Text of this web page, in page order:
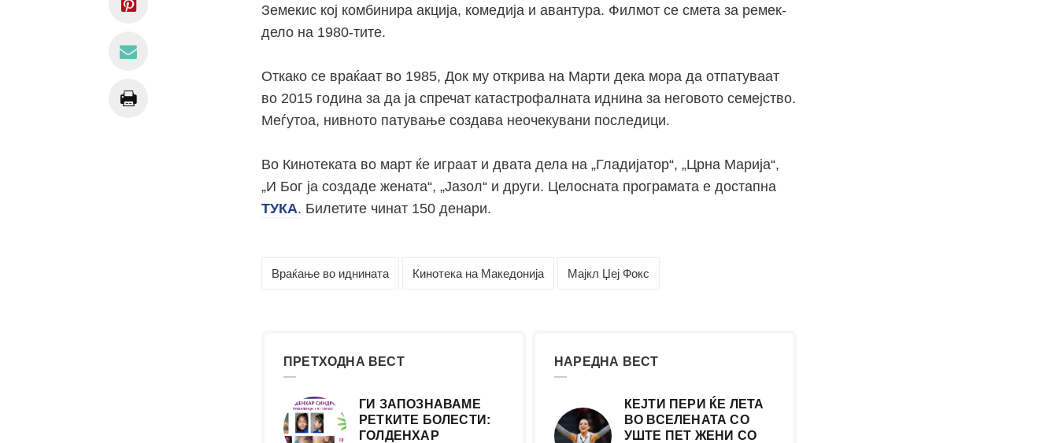
Земекис кој комбинира акција, комедија и авантура. Филмот се смета за ремек-
дело на 1980-тите.
Откако се враќаат во 1985, Док му открива на Марти дека мора да отпатуваат
во 2015 година за да ја спречат катастрофалната иднина за неговото семејство.
Меѓутоа, нивното патување создава неочекувани последици.
Во Кинотеката во март ќе играат и двата дела на „Гладијатор“, „Црна Марија“,
„И Бог ја создаде жената“, „Јазол“ и други. Целосната програмата е достапна
ТУКА. Билетите чинат 150 денари.
Враќање во иднината Кинотека на Македонија Мајкл Џеј Фокс
ПРЕТХОДНА ВЕСТ
ГИ ЗАПОЗНАВАМЕ
РЕТКИТЕ БОЛЕСТИ:
ГОЛДЕНХАР
НАРЕДНА ВЕСТ
КЕЈТИ ПЕРИ ЌЕ ЛЕТА
ВО ВСЕЛЕНАТА СО
УШТЕ ПЕТ ЖЕНИ СО